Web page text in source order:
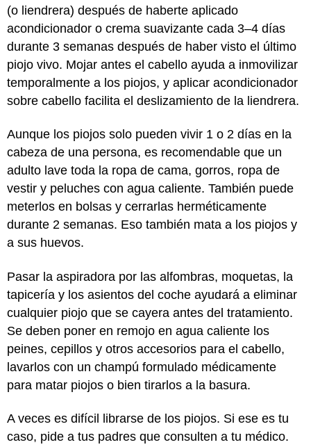
(o liendrera) después de haberte aplicado
acondicionador o crema suavizante cada 3–4 días
durante 3 semanas después de haber visto el último
piojo vivo. Mojar antes el cabello ayuda a inmovilizar
temporalmente a los piojos, y aplicar acondicionador
sobre cabello facilita el deslizamiento de la liendrera.
Aunque los piojos solo pueden vivir 1 o 2 días en la
cabeza de una persona, es recomendable que un
adulto lave toda la ropa de cama, gorros, ropa de
vestir y peluches con agua caliente. También puede
meterlos en bolsas y cerrarlas herméticamente
durante 2 semanas. Eso también mata a los piojos y
a sus huevos.
Pasar la aspiradora por las alfombras, moquetas, la
tapicería y los asientos del coche ayudará a eliminar
cualquier piojo que se cayera antes del tratamiento.
Se deben poner en remojo en agua caliente los
peines, cepillos y otros accesorios para el cabello,
lavarlos con un champú formulado médicamente
para matar piojos o bien tirarlos a la basura.
A veces es difícil librarse de los piojos. Si ese es tu
caso, pide a tus padres que consulten a tu médico.